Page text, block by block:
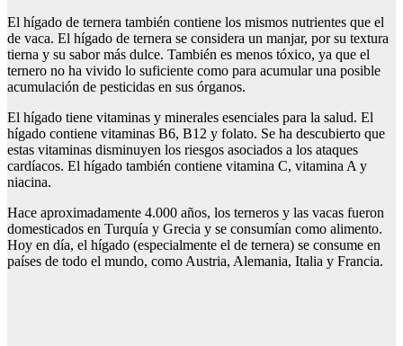
El hígado de ternera también contiene los mismos nutrientes que el
de vaca. El hígado de ternera se considera un manjar, por su textura
tierna y su sabor más dulce. También es menos tóxico, ya que el
ternero no ha vivido lo suficiente como para acumular una posible
acumulación de pesticidas en sus órganos.
El hígado tiene vitaminas y minerales esenciales para la salud. El
hígado contiene vitaminas B6, B12 y folato. Se ha descubierto que
estas vitaminas disminuyen los riesgos asociados a los ataques
cardíacos. El hígado también contiene vitamina C, vitamina A y
niacina.
Hace aproximadamente 4.000 años, los terneros y las vacas fueron
domesticados en Turquía y Grecia y se consumían como alimento.
Hoy en día, el hígado (especialmente el de ternera) se consume en
países de todo el mundo, como Austria, Alemania, Italia y Francia.